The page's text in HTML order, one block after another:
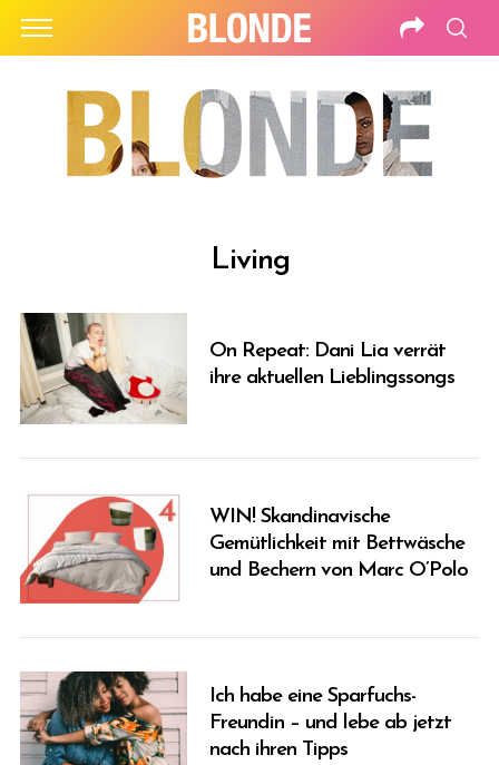
Living
On Repeat: Dani Lia verrät
ihre aktuellen Lieblingssongs
WIN! Skandinavische
Gemütlichkeit mit Bettwäsche
und Bechern von Marc O’Polo
Ich habe eine Sparfuchs-
Freundin – und lebe ab jetzt
nach ihren Tipps